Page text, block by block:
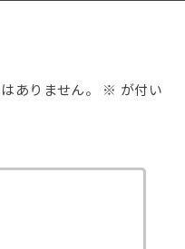
ありません。 ※ が付い